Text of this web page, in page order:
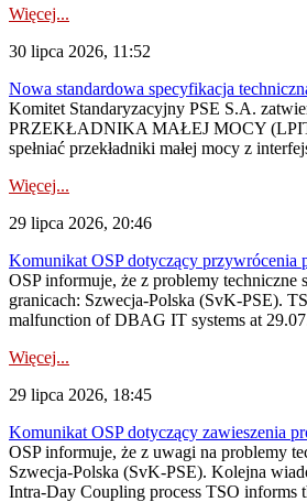
Więcej...
30 lipca 2026, 11:52
Nowa standardowa specyfikacja
Komitet Standaryzacyjny PSE S.A.
PRZEKŁADNIKA MAŁEJ MOCY
spełniać przekładniki małej mocy z
Więcej...
29 lipca 2026, 20:46
Komunikat OSP dotyczący przywrócenia
OSP informuje, że z problemy
granicach: Szwecja-Polska (SvK-PSE).
malfunction of DBAG IT systems at
Więcej...
29 lipca 2026, 18:45
Komunikat OSP dotyczący zawieszenia
OSP informuje, że z uwagi na problemy
Szwecja-Polska (SvK-PSE). Kolejna
Intra-Day Coupling process TSO